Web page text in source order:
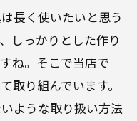
長く使いたいと思う
しっかりとした作り
ね。そこで当店で
取り組んでいます。
ような取り扱い方法